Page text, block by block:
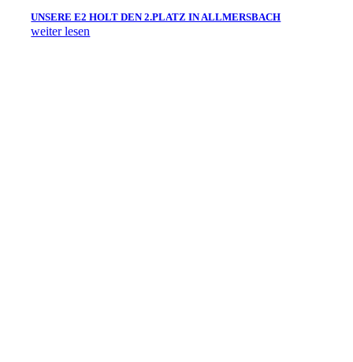
UNSERE E2 HOLT DEN 2.PLATZ IN ALLMERSBACH
weiter lesen